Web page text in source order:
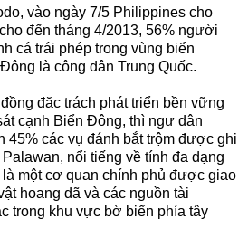
vào ngày 7/5 Philippines cho
đến tháng 4/2013, 56% người
cá trái phép trong vùng biển
là công dân Trung Quốc.
đặc trách phát triển bền vững
cạnh Biển Đông, thì ngư dân
45% các vụ đánh bắt trộm được ghi
nổi tiếng về tính đa dạng
một cơ quan chính phủ được giao
hoang dã và các nguồn tài
trong khu vực bờ biển phía tây